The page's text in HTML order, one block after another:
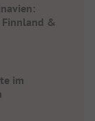
Finnland &
im